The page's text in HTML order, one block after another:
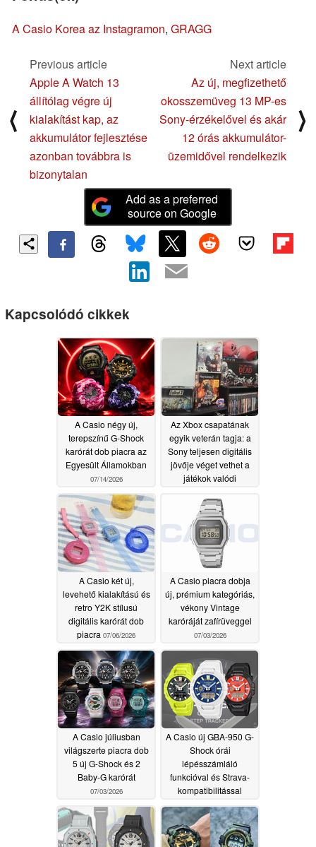
A Casio Korea az Instagramon, GRAGG
⟨
Previous article
Apple A Watch 13
állítólag végre új
kialakítást kap, az
akkumulátor fejlesztése
azonban továbbra is
bizonytalan
Next article
Az új, megfizethető
okosszemüveg 13 MP-es
Sony-érzékelővel és akár
12 órás akkumulátor-
üzemidővel rendelkezik
⟩
Add as a preferred
source on Google
Kapcsolódó cikkek
A Casio négy új,
terepszínű G-Shock
karórát dob piacra az
Egyesült Államokban
07/14/2026
Az Xbox csapatának
egyik veterán tagja: a
Sony teljesen digitális
jövője véget vethet a
játékok valódi
07/13/2026
A Casio két új,
levehető kialakítású és
retro Y2K stílusú
digitális karórát dob
piacra 07/06/2026
A Casio piacra dobja
új, prémium kategóriás,
vékony Vintage
karóráját zafírüveggel
07/03/2026
A Casio júliusban
világszerte piacra dob
5 új G-Shock és 2
Baby-G karórát
07/03/2026
A Casio új GBA-950 G-
Shock órái
lépésszámláló
funkcióval és Strava-
kompatibilitással
07/02/2026